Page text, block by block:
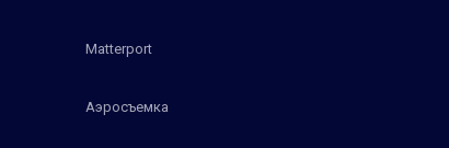
Matterport
Аэросъемка